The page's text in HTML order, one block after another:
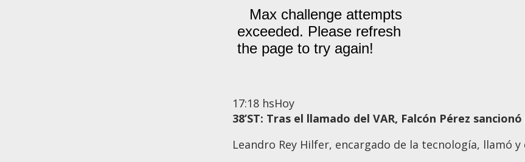
17:18 hsHoy
38’ST: Tras el llamado del VAR, Falcón Pérez
Leandro Rey Hilfer, encargado de la tecnología, llamó